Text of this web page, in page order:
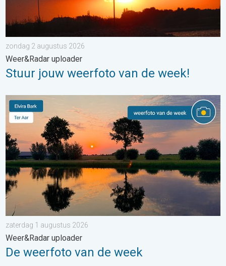
zondag 2 augustus 2026
Weer&Radar uploader
Stuur jouw weerfoto van de week!
De weerfoto van de week. Weer&Radar uploader. . . zaterdag
zaterdag 1 augustus 2026
Weer&Radar uploader
De weerfoto van de week